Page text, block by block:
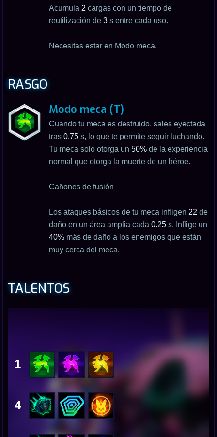
Acumula 2 cargas con un tiempo de
reutilización de 3 s entre cada uso.
Necesitas estar en Modo meca.
RASGO
Modo meca (T)
Cuando tu meca es destruido, sales eyectada
tras 0.75 s, lo que te permite seguir luchando.
Tu meca solo otorga un 50% de la experiencia
normal que otorga la muerte de un héroe.
Cañones de fusión
Los ataques básicos de tu meca infligen 22 de
daño en un área amplia cada 0.25 s. Inflige un
40% más de daño a los enemigos que están
muy cerca del meca.
TALENTOS
1
4